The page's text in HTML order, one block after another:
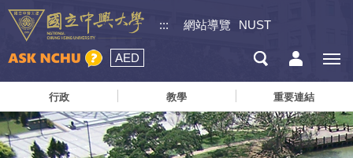
::: 網站導覽 NUST
AED
行政 教學 重要連結